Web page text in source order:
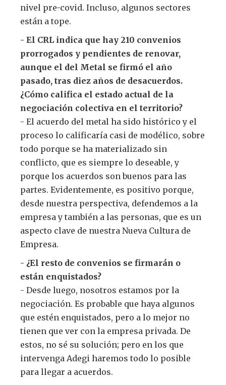
nivel pre-covid. Incluso, algunos sectores
están a tope.
- El CRL indica que hay 210 convenios
prorrogados y pendientes de renovar,
aunque el del Metal se firmó el año
pasado, tras diez años de desacuerdos.
¿Cómo califica el estado actual de la
negociación colectiva en el territorio?
- El acuerdo del metal ha sido histórico y el
proceso lo calificaría casi de modélico, sobre
todo porque se ha materializado sin
conflicto, que es siempre lo deseable, y
porque los acuerdos son buenos para las
partes. Evidentemente, es positivo porque,
desde nuestra perspectiva, defendemos a la
empresa y también a las personas, que es un
aspecto clave de nuestra Nueva Cultura de
Empresa.
- ¿El resto de convenios se firmarán o
están enquistados?
- Desde luego, nosotros estamos por la
negociación. Es probable que haya algunos
que estén enquistados, pero a lo mejor no
tienen que ver con la empresa privada. De
estos, no sé su solución; pero en los que
intervenga Adegi haremos todo lo posible
para llegar a acuerdos.